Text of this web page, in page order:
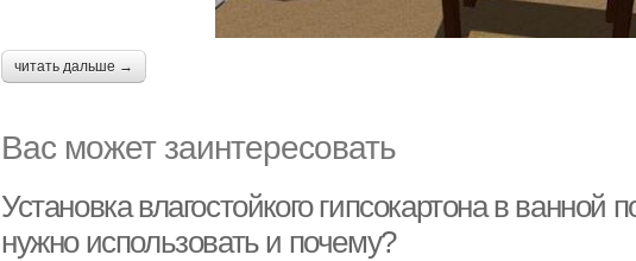
читать дальше →
Вас может заинтересовать
Установка влагостойкого гипсокартона в ванной
нужно использовать и почему?